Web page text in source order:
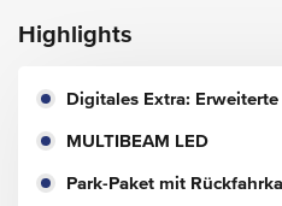
Highlights
Digitales Extra:
MULTIBEAM LED
Park-Paket mit